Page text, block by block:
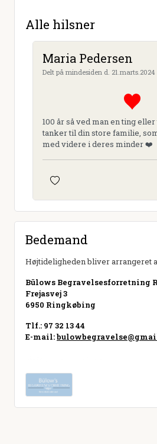
Alle hilsner
Maria Pedersen
Delt på mindesiden d. 21.marts.2024
100 år så ved man en ting
tanker til din store familie,
med videre i deres minder ❤️
Bedemand
Højtideligheden bliver arrangeret
Bülows Begravelsesforretning
Frejasvej 3
6950 Ringkøbing
Tlf.: 97 32 13 44
E-mail: